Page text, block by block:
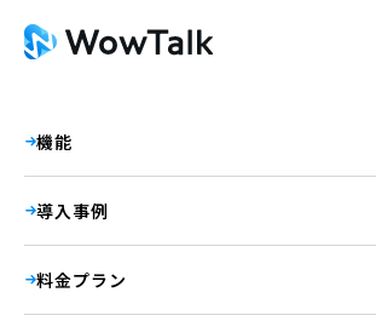
機能
導入事例
料金プラン